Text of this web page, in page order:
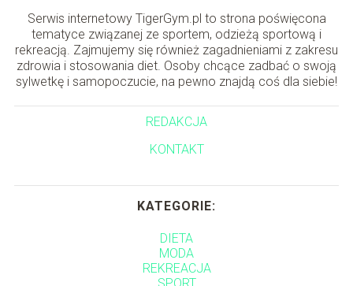
Serwis internetowy TigerGym.pl to strona poświęcona
tematyce związanej ze sportem, odzieżą sportową i
rekreacją. Zajmujemy się również zagadnieniami z zakresu
zdrowia i stosowania diet. Osoby chcące zadbać o swoją
sylwetkę i samopoczucie, na pewno znajdą coś dla siebie!
REDAKCJA
KONTAKT
KATEGORIE:
DIETA
MODA
REKREACJA